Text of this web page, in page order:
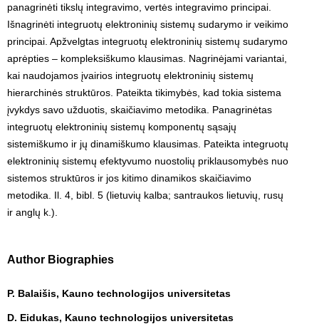
panagrinėti tikslų integravimo, vertės integravimo principai.
Išnagrinėti integruotų elektroninių sistemų sudarymo ir veikimo
principai. Apžvelgtas integruotų elektroninių sistemų sudarymo
aprėpties – kompleksiškumo klausimas. Nagrinėjami variantai,
kai naudojamos įvairios integruotų elektroninių sistemų
hierarchinės struktūros. Pateikta tikimybės, kad tokia sistema
įvykdys savo užduotis, skaičiavimo metodika. Panagrinėtas
integruotų elektroninių sistemų komponentų sąsajų
sistemiškumo ir jų dinamiškumo klausimas. Pateikta integruotų
elektroninių sistemų efektyvumo nuostolių priklausomybės nuo
sistemos struktūros ir jos kitimo dinamikos skaičiavimo
metodika. Il. 4, bibl. 5 (lietuvių kalba; santraukos lietuvių, rusų
ir anglų k.).
Author Biographies
P. Balaišis, Kauno technologijos universitetas
D. Eidukas, Kauno technologijos universitetas